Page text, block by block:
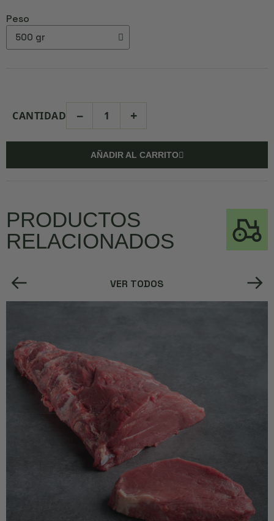
Peso
CANTIDAD − +
AÑADIR AL CARRITO
PRODUCTOS
RELACIONADOS
VER TODOS